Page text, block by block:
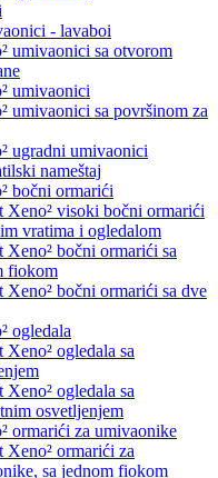
- lavaboi
umivaonici sa otvorom
umivaonici
umivaonici sa površinom za
ugradni umivaonici
nameštaj
bočni ormarići
Xeno² visoki bočni ormarići
vratima i ogledalom
Xeno² bočni ormarići sa
fiokom
Xeno² bočni ormarići sa dve
ogledala
Xeno² ogledala sa
Xeno² ogledala sa
osvetljenjem
ormarići za umivaonike
Xeno² ormarići za
sa jednom fiokom